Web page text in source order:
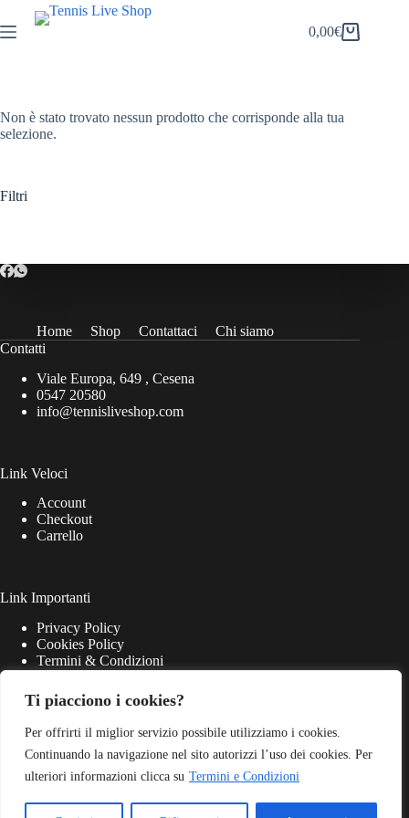
Ti piacciono i cookies?
Per offrirti il miglior servizio possibile utilizziamo i cookies.
Continuando la navigazione nel sito autorizzi l’uso dei cookies. Per
ulteriori informazioni clicca su Termini e Condizioni
al
contenuto
Carrello
0,00€
Non è stato trovato nessun prodotto che corrisponde alla tua
selezione.
Filtri
Home Shop Contattaci
Chi siamo
Contatti
Viale Europa, 649 , Cesena
0547 20580
info@tennisliveshop.com
Link Veloci
Account
Checkout
Carrello
Link Importanti
Privacy Policy
Cookies Policy
Termini & Condizioni